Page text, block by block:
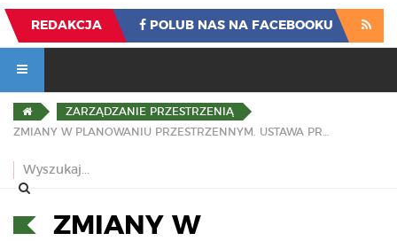
REDAKCJA POLUB NAS NA FACEBOOKU
ZARZĄDZANIE PRZESTRZENIĄ
ZMIANY W